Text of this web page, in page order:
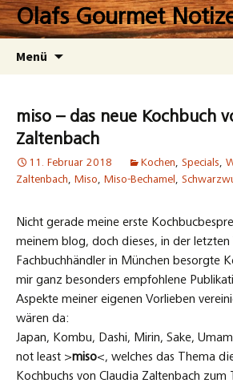
Zum
InhaltOlafs Gourmet
Menü
miso – das neue Kochbuch
Zaltenbach
11. Februar 2018 Kochen, Specials,
Zaltenbach, Miso, Miso-Bechamel,
Nicht gerade meine erste
meinem blog, doch dieses, in der
Fachbuchhändler in München besorgte
mir ganz besonders empfohlene
Aspekte meiner eigenen Vorlieben
wären da:
Japan, Kombu, Dashi, Mirin, Sake,
not least >miso<, welches das Thema
Kochbuchs von Claudia Zaltenbach zum